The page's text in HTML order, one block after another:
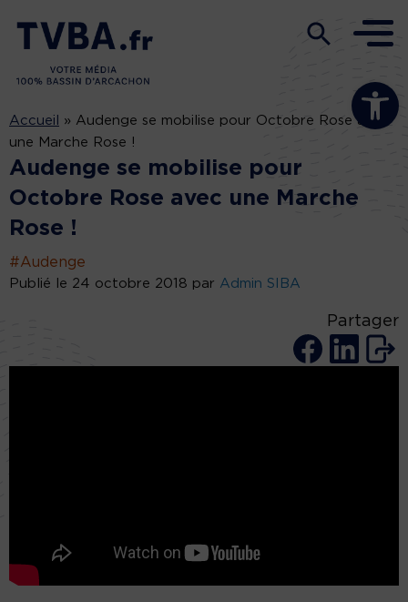
Ouvrir la
Accueil » Audenge se mobilise pour Octobre Rose avec
une Marche Rose !
Audenge se mobilise pour
Octobre Rose avec une Marche
Rose !
#Audenge
Publié le 24 octobre 2018 par Admin SIBA
Partager